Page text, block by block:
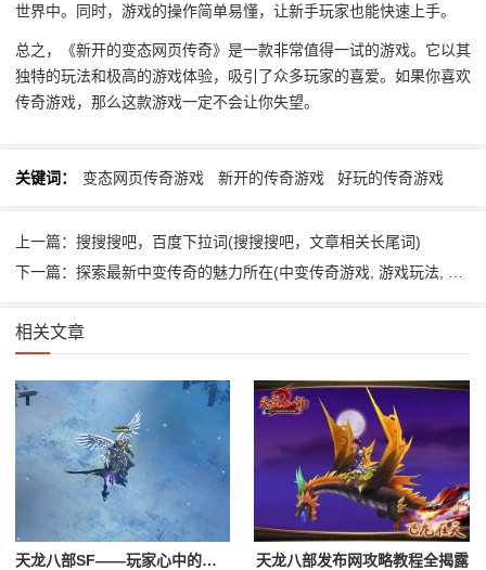
世界中。同时，游戏的操作简单易懂，让新手玩家也能快速上手。
总之，《新开的变态网页传奇》是一款非常值得一试的游戏。它以其
独特的玩法和极高的游戏体验，吸引了众多玩家的喜爱。如果你喜欢
传奇游戏，那么这款游戏一定不会让你失望。
关键词： 变态网页传奇游戏 新开的传奇游戏 好玩的传奇游戏
上一篇：搜搜搜吧，百度下拉词(搜搜搜吧，文章相关长尾词)
相关文章
天龙八部SF——玩家心中的经典之作 天龙八部发布网攻略教程全揭露